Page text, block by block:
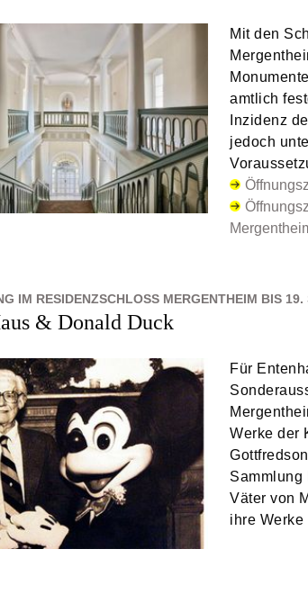
Mit den
amtlich
Inzidenz
jedoch
IM RESIDENZSCHLOSS MERGENTHEIM BIS 19.
& Donald Duck
Für
Werke der
Sammlung
Väter von
ihre Werke